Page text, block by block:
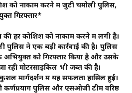
को नाकाम करने में जुटी चमोली पुलिस,
गिऱफ्तार*
की हर कोशिश को नाकाम करने में लगी है।
ने एक बड़ी कार्रवाई की है। पुलिस
अभियुक्त को गिरफ्तार किया है और उसके
रही मोटरसाइकिल भी जब्त की है।
मार्गदर्शन में यह सफलता हासिल हुई।
कर्णप्रयाग पुलिस और एसओजी टीम वरिष्ठ